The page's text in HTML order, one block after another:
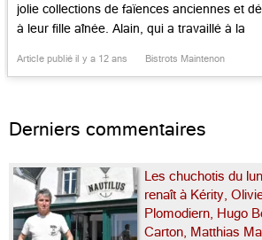
jolie collections de faïences anciennes et
à leur fille aînée. Alain, qui a travaillé à la
Paris au Hilton Suffren jadis, connaît la
Article publié il y a 12 ans Bistrots Maintenon
Derniers commentaires
Les chuchotis du
renaît à Kérity,
Plomodiern, Hugo
Carton, Matthias